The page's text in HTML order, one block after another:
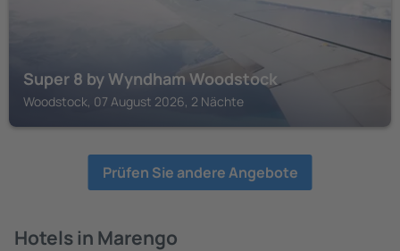
Super 8 by Wyndham Woodstock
Woodstock, 07 August 2026, 2 Nächte
Prüfen Sie andere Angebote
Hotels in Marengo